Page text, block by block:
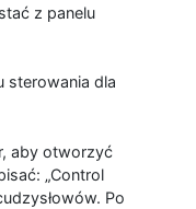
z panelu
sterowania dla
aby otworzyć
„Control
Po